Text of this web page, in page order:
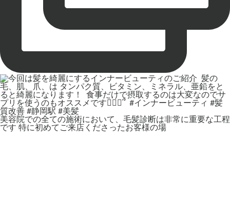
美容院での全ての施術において、毛髪診断は非常に重要な工程
です 特に初めてご来店くださったお客様の場